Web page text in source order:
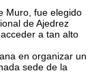
Muro, fue elegido
de Ajedrez
a tan alto
en organizar un
sede de la